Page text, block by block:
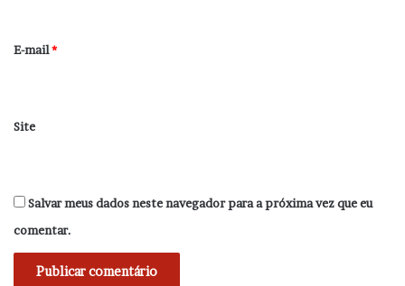
*
E-mail*
Site
Salvar meus dados neste navegador para a próxima vez que eu
comentar.